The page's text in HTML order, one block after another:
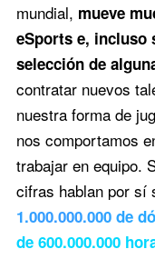
mundial, mueve
eSports e, incluso
selección de
contratar nuevos
nuestra forma de
nos comportamos
trabajar en equipo.
cifras hablan por sí
1.000.000.000 de
de 600.000.000